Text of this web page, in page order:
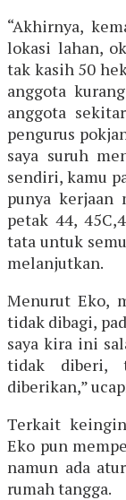
“Akhirnya,
lokasi lahan,
tak kasih 50
anggota
anggota
pengurus
saya suruh
sendiri, kamu
punya kerjaan
petak 44,
tata untuk
melanjutkan.
Menurut Eko,
tidak dibagi,
saya kira ini
tidak diberi,
diberikan,”
Terkait
Eko pun
namun ada
rumah tangga.